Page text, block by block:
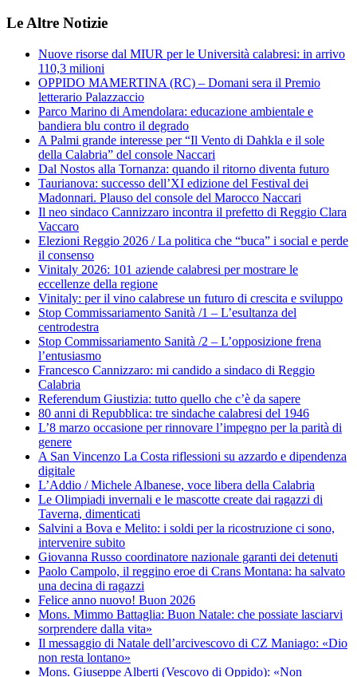
Le Altre Notizie
Nuove risorse dal MIUR per le Università calabresi: in arrivo
110,3 milioni
OPPIDO MAMERTINA (RC) – Domani sera il Premio
letterario Palazzaccio
Parco Marino di Amendolara: educazione ambientale e
bandiera blu contro il degrado
A Palmi grande interesse per “Il Vento di Dahkla e il sole
della Calabria” del console Naccari
Dal Nostos alla Tornanza: quando il ritorno diventa futuro
Taurianova: successo dell’XI edizione del Festival dei
Madonnari. Plauso del console del Marocco Naccari
Il neo sindaco Cannizzaro incontra il prefetto di Reggio Clara
Vaccaro
Elezioni Reggio 2026 / La politica che “buca” i social e perde
il consenso
Vinitaly 2026: 101 aziende calabresi per mostrare le
eccellenze della regione
Vinitaly: per il vino calabrese un futuro di crescita e sviluppo
Stop Commissariamento Sanità /1 – L’esultanza del
centrodestra
Stop Commissariamento Sanità /2 – L’opposizione frena
l’entusiasmo
Francesco Cannizzaro: mi candido a sindaco di Reggio
Calabria
Referendum Giustizia: tutto quello che c’è da sapere
80 anni di Repubblica: tre sindache calabresi del 1946
L’8 marzo occasione per rinnovare l’impegno per la parità di
genere
A San Vincenzo La Costa riflessioni su azzardo e dipendenza
digitale
L’Addio / Michele Albanese, voce libera della Calabria
Le Olimpiadi invernali e le mascotte create dai ragazzi di
Taverna, dimenticati
Salvini a Bova e Melito: i soldi per la ricostruzione ci sono,
intervenire subito
Giovanna Russo coordinatore nazionale garanti dei detenuti
Paolo Campolo, il reggino eroe di Crans Montana: ha salvato
una decina di ragazzi
Felice anno nuovo! Buon 2026
Mons. Mimmo Battaglia: Buon Natale: che possiate lasciarvi
sorprendere dalla vita»
Il messaggio di Natale dell’arcivescovo di CZ Maniago: «Dio
non resta lontano»
Mons. Giuseppe Alberti (Vescovo di Oppido): «Non